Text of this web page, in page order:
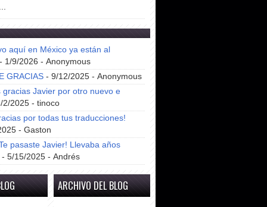
aquí en México ya están al
1/9/2026 - Anonymous
GRACIAS - 9/12/2025 - Anonymous
gracias Javier por otro nuevo e
2025 - tinoco
por todas tus traducciones!
- Gaston
pasaste Javier! Llevaba años
- 5/15/2025 - Andrés
ARCHIVO DEL BLOG